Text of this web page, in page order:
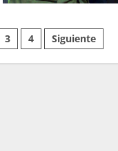
3 4 Siguiente